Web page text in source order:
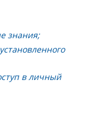
знания;
в личный